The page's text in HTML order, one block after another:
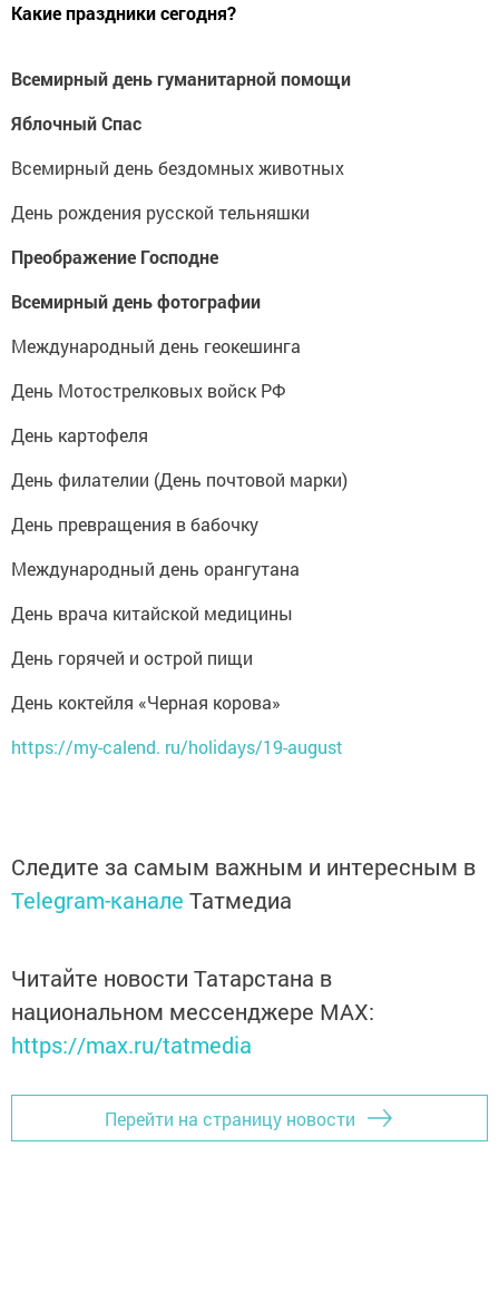
Какие праздники сегодня?
Всемирный день гуманитарной помощи
Яблочный Спас
Всемирный день бездомных животных
День рождения русской тельняшки
Преображение Господне
Всемирный день фотографии
Международный день геокешинга
День Мотострелковых войск РФ
День картофеля
День филателии (День почтовой марки)
День превращения в бабочку
Международный день орангутана
День врача китайской медицины
День горячей и острой пищи
День коктейля «Черная корова»
https://my-calend. ru/holidays/19-august
Следите за самым важным и интересным в
Telegram-канале Татмедиа
Читайте новости Татарстана в
национальном мессенджере MАХ:
https://max.ru/tatmedia
Перейти на страницу новости